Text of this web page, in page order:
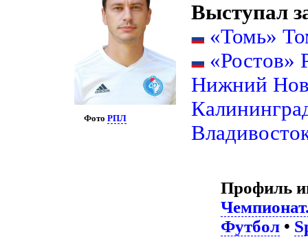
ФотоРПЛ
Выступал
«Томь»
«Ростов»
Нижний
Профиль
Футбол•